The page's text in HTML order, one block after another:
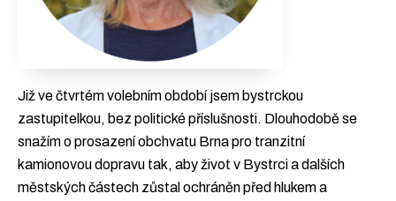
Již ve čtvrtém volebním období jsem bystrckou
zastupitelkou, bez politické příslušnosti. Dlouhodobě se
snažím o prosazení obchvatu Brna pro tranzitní
kamionovou dopravu tak, aby život v Bystrci a dalších
městských částech zůstal ochráněn před hlukem a